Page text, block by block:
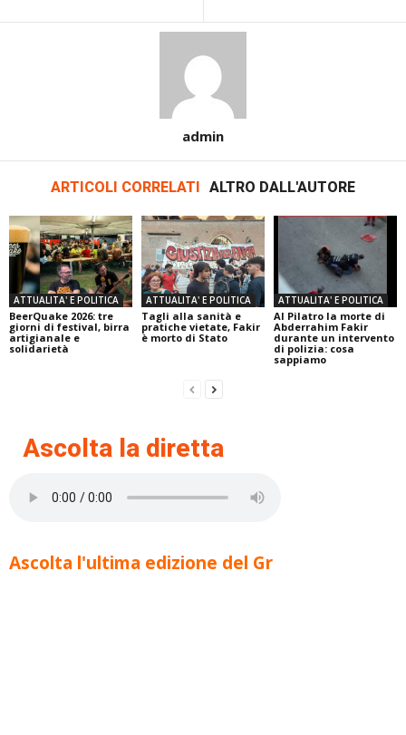
admin
ARTICOLI CORRELATI ALTRO DALL'AUTORE
ATTUALITA' E POLITICA
BeerQuake 2026: tre
giorni di festival, birra
artigianale e
solidarietà
ATTUALITA' E POLITICA
Tagli alla sanità e
pratiche vietate, Fakir
è morto di Stato
ATTUALITA' E POLITICA
Al Pilatro la morte di
Abderrahim Fakir
durante un intervento
di polizia: cosa
sappiamo
Ascolta la diretta
Ascolta l'ultima edizione del Gr